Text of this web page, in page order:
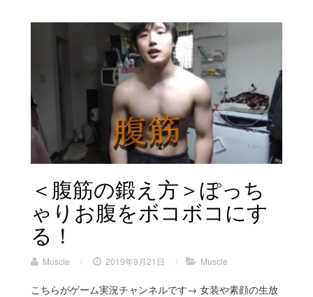
＜腹筋の鍛え方＞ぽっち
ゃ​​りお腹をボコボコにす
る！
Muscle / 2019年9月21日 / Muscle
こちらがゲーム実況チャンネルです→ 女装や素顔の生放